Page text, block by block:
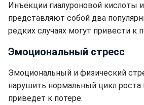
Инъекции гиалуроновой кислоты
представляют собой два
редких случаях могут привести к
Эмоциональный стресс
Эмоциональный и физический
нарушить нормальный цикл роста
приведет к потере.